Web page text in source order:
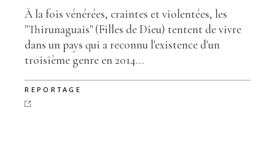
À la fois vénérées, craintes et violentées, les
"Thirunaguais" (Filles de Dieu) tentent de vivre
dans un pays qui a reconnu l'existence d'un
troisième genre en 2014...
REPORTAGE